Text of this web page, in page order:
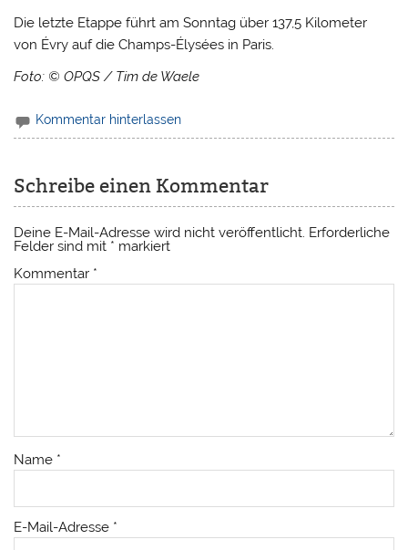
Die letzte Etappe führt am Sonntag über 137,5 Kilometer
von Évry auf die Champs-Élysées in Paris.
Foto: © OPQS / Tim de Waele
Kommentar hinterlassen
Schreibe einen Kommentar
Deine E-Mail-Adresse wird nicht veröffentlicht. Erforderliche
Felder sind mit * markiert
Kommentar *
Name *
E-Mail-Adresse *